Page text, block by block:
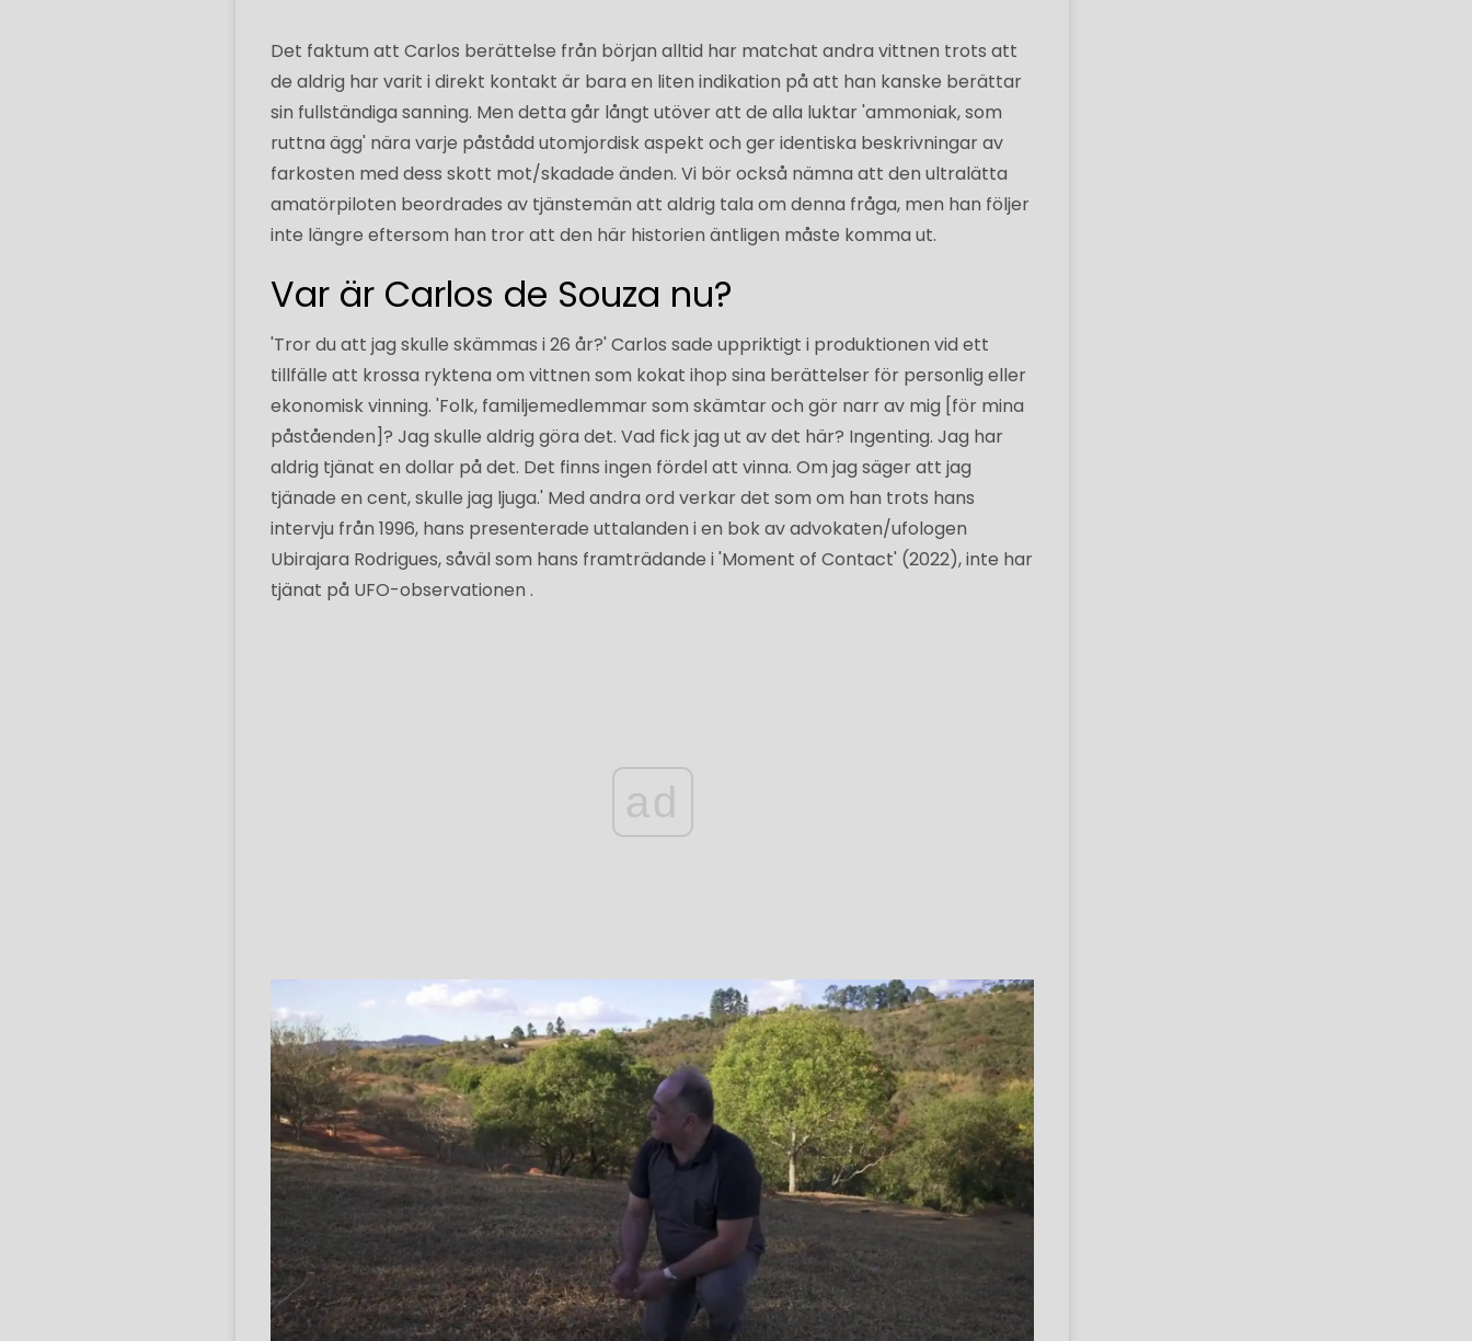
Det faktum att Carlos berättelse från början alltid har matchat andra vittnen trots att
de aldrig har varit i direkt kontakt är bara en liten indikation på att han kanske berättar
sin fullständiga sanning. Men detta går långt utöver att de alla luktar 'ammoniak, som
ruttna ägg' nära varje påstådd utomjordisk aspekt och ger identiska beskrivningar av
farkosten med dess skott mot/skadade änden. Vi bör också nämna att den ultralätta
amatörpiloten beordrades av tjänstemän att aldrig tala om denna fråga, men han följer
inte längre eftersom han tror att den här historien äntligen måste komma ut.
Var är Carlos de Souza nu?
'Tror du att jag skulle skämmas i 26 år?' Carlos sade uppriktigt i produktionen vid ett
tillfälle att krossa ryktena om vittnen som kokat ihop sina berättelser för personlig eller
ekonomisk vinning. 'Folk, familjemedlemmar som skämtar och gör narr av mig [för mina
påståenden]? Jag skulle aldrig göra det. Vad fick jag ut av det här? Ingenting. Jag har
aldrig tjänat en dollar på det. Det finns ingen fördel att vinna. Om jag säger att jag
tjänade en cent, skulle jag ljuga.' Med andra ord verkar det som om han trots hans
intervju från 1996, hans presenterade uttalanden i en bok av advokaten/ufologen
Ubirajara Rodrigues, såväl som hans framträdande i 'Moment of Contact' (2022), inte har
tjänat på UFO-observationen .
ad